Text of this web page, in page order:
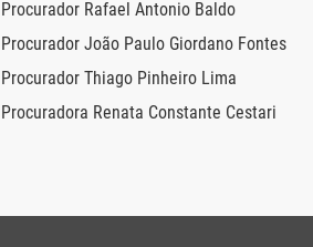
Procurador Rafael Antonio Baldo
Procurador João Paulo Giordano Fontes
Procurador Thiago Pinheiro Lima
Procuradora Renata Constante Cestari